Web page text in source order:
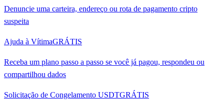
Denuncie uma carteira, endereço ou rota de pagamento cripto
suspeita
Ajuda à VítimaGRÁTIS
Receba um plano passo a passo se você já pagou, respondeu ou
compartilhou dados
Solicitação de Congelamento USDTGRÁTIS